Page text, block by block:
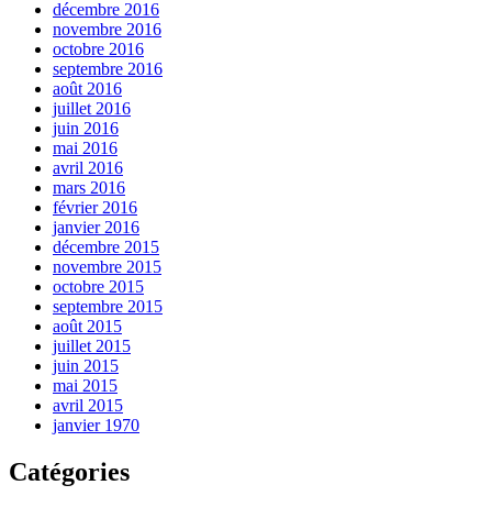
décembre 2016
novembre 2016
octobre 2016
septembre 2016
août 2016
juillet 2016
juin 2016
mai 2016
avril 2016
mars 2016
février 2016
janvier 2016
décembre 2015
novembre 2015
octobre 2015
septembre 2015
août 2015
juillet 2015
juin 2015
mai 2015
avril 2015
janvier 1970
Catégories